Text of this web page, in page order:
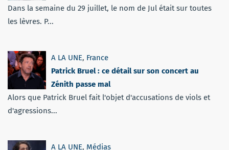
Dans la semaine du 29 juillet, le nom de Jul était sur toutes
les lèvres. P...
A LA UNE, France
Patrick Bruel : ce détail sur son concert au
Zénith passe mal
Alors que Patrick Bruel fait l'objet d'accusations de viols et
d'agressions...
A LA UNE, Médias